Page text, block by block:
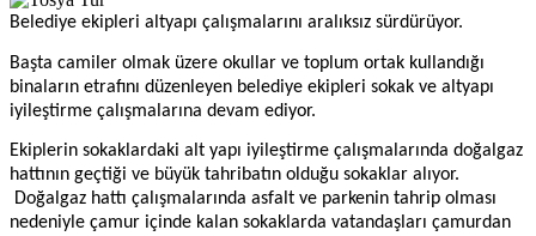
Belediye ekipleri altyapı çalışmalarını aralıksız sürdürüyor.
Başta camiler olmak üzere okullar ve toplum ortak kullandığı
binaların etrafını düzenleyen belediye ekipleri sokak ve altyapı
iyileştirme çalışmalarına devam ediyor.
Ekiplerin sokaklardaki alt yapı iyileştirme çalışmalarında doğalgaz
hattının geçtiği ve büyük tahribatın olduğu sokaklar alıyor.
Doğalgaz hattı çalışmalarında asfalt ve parkenin tahrip olması
nedeniyle çamur içinde kalan sokaklarda vatandaşları çamurdan